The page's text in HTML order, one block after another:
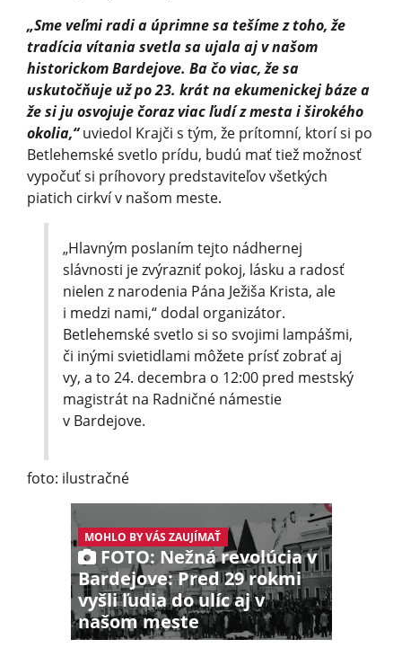
„Sme veľmi radi a úprimne sa tešíme z toho, že
tradícia vítania svetla sa ujala aj v našom
historickom Bardejove. Ba čo viac, že sa
uskutočňuje už po 23. krát na ekumenickej báze a
že si ju osvojuje čoraz viac ľudí z mesta i širokého
okolia,“uviedol Krajči s tým, že prítomní, ktorí si po
Betlehemské svetlo prídu, budú mať tiež možnosť
vypočuť si príhovory predstaviteľov všetkých
piatich cirkví v našom meste.
„Hlavným poslaním tejto nádhernej
slávnosti je zvýrazniť pokoj, lásku a radosť
nielen z narodenia Pána Ježiša Krista, ale
i medzi nami,“ dodal organizátor.
Betlehemské svetlo si so svojimi lampášmi,
či inými svietidlami môžete prísť zobrať aj
vy, a to 24. decembra o 12:00 pred mestský
magistrát na Radničné námestie
v Bardejove.
foto: ilustračné
MOHLO BY VÁS ZAUJÍMAŤ
FOTO: Nežná revolúcia v
Bardejove: Pred 29 rokmi
vyšli ľudia do ulíc aj v
našom meste